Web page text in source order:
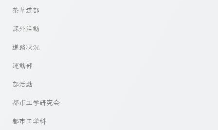
茶華道部
課外活動
進路状況
運動部
部活動
都市工学研究会
都市工学科